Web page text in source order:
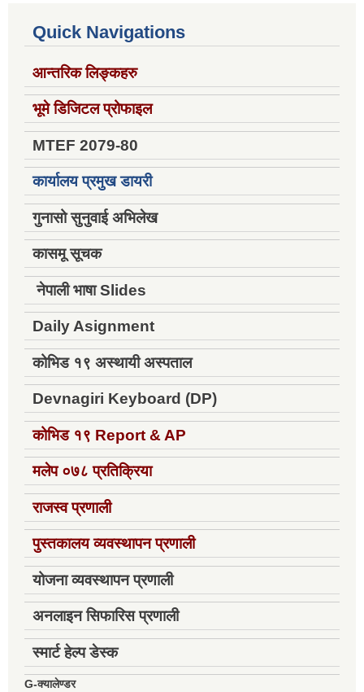
Quick Navigations
आन्तरिक लिङ्कहरु
भूमे डिजिटल प्रोफाइल
MTEF 2079-80
कार्यालय प्रमुख डायरी
गुनासो सुनुवाई अभिलेख
कासमू सूचक
नेपाली भाषा Slides
Daily Asignment
कोभिड १९ अस्थायी अस्पताल
Devnagiri Keyboard (DP)
कोभिड १९ Report & AP
मलेप ०७८ प्रतिक्रिया
राजस्व प्रणाली
पुस्तकालय व्यवस्थापन प्रणाली
योजना व्यवस्थापन प्रणाली
अनलाइन सिफारिस प्रणाली
स्मार्ट हेल्प डेस्क
G-क्यालेण्डर